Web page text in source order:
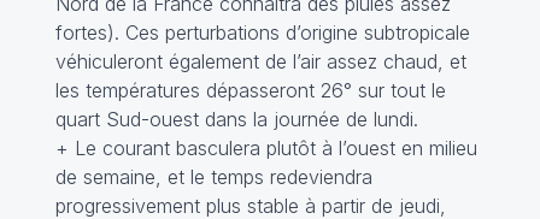
fortes). Ces perturbations d’origine subtropicale
véhiculeront également de l’air assez chaud, et
les températures dépasseront 26° sur tout le
quart Sud-ouest dans la journée de lundi.
+ Le courant basculera plutôt à l’ouest en milieu
de semaine, et le temps redeviendra
progressivement plus stable à partir de jeudi,